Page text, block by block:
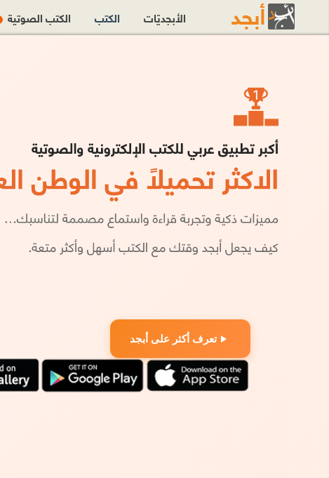
تعرف أكثر على أبجد
الأبجديّات الكتب الكتب الصوتية